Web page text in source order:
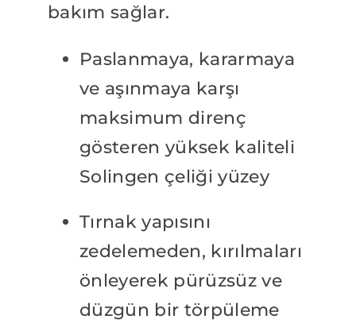
bakım sağlar.
Paslanmaya, kararmaya
ve aşınmaya karşı
maksimum direnç
gösteren yüksek kaliteli
Solingen çeliği yüzey
Tırnak yapısını
zedelemeden, kırılmaları
önleyerek pürüzsüz ve
düzgün bir törpüleme